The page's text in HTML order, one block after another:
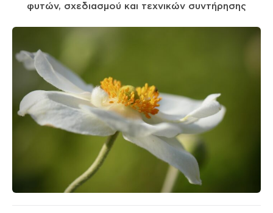
φυτών, σχεδιασμού και τεχνικών συντήρησης